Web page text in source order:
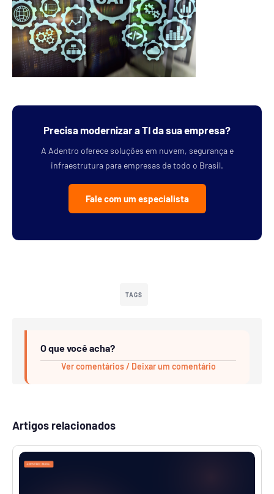
Precisa modernizar a TI da sua empresa?
A Adentro oferece soluções em nuvem, segurança e
infraestrutura para empresas de todo o Brasil.
Fale com um especialista
TAGS
O que você acha?
Ver comentários / Deixar um comentário
Artigos relacionados